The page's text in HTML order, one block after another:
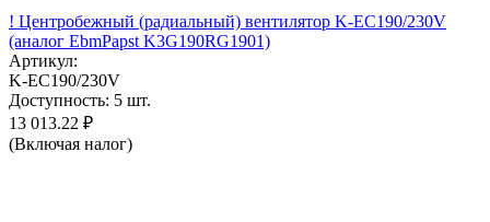
! Центробежный (радиальный) вентилятор K-EC190/230V
(аналог EbmPapst K3G190RG1901)
Артикул:
K-EC190/230V
Доступность: 5 шт.
13 013.22 ₽
(Включая налог)